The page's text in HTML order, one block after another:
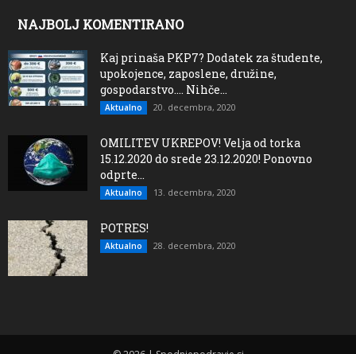
NAJBOLJ KOMENTIRANO
Kaj prinaša PKP7? Dodatek za študente,
upokojence, zaposlene, družine,
gospodarstvo…. Nihče...
Aktualno 20. decembra, 2020
OMILITEV UKREPOV! Velja od torka
15.12.2020 do srede 23.12.2020! Ponovno
odprte...
Aktualno 13. decembra, 2020
POTRES!
Aktualno 28. decembra, 2020